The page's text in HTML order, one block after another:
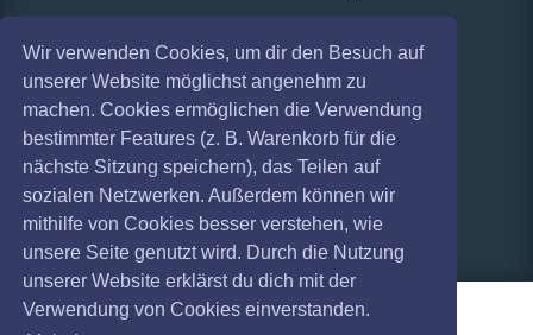
Wir verwenden Cookies, um dir den Besuch auf
unserer Website möglichst angenehm zu
machen. Cookies ermöglichen die Verwendung
bestimmter Features (z. B. Warenkorb für die
nächste Sitzung speichern), das Teilen auf
sozialen Netzwerken. Außerdem können wir
mithilfe von Cookies besser verstehen, wie
unsere Seite genutzt wird. Durch die Nutzung
unserer Website erklärst du dich mit der
Verwendung von Cookies einverstanden.
Impressum
Absagen
Coronavirus (COVID 19)
Services
Gutscheine
Geschäftskunden
Kartenrückgabe
Besucherregistrierung